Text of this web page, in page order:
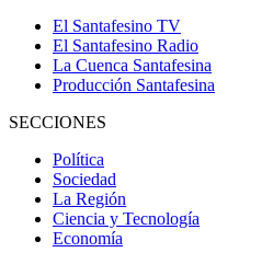
El Santafesino TV
El Santafesino Radio
La Cuenca Santafesina
Producción Santafesina
SECCIONES
Política
Sociedad
La Región
Ciencia y Tecnología
Economía